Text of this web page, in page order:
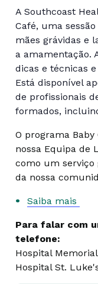
A Southcoast
Café, uma
mães grávidas e
a amamentação.
dicas e técnicas
Está disponível
de profissionais
formados,
O programa
nossa Equipa de
como um serviço
da nossa
Saiba mais
Para falar com
telefone:
Hospital
Hospital St.